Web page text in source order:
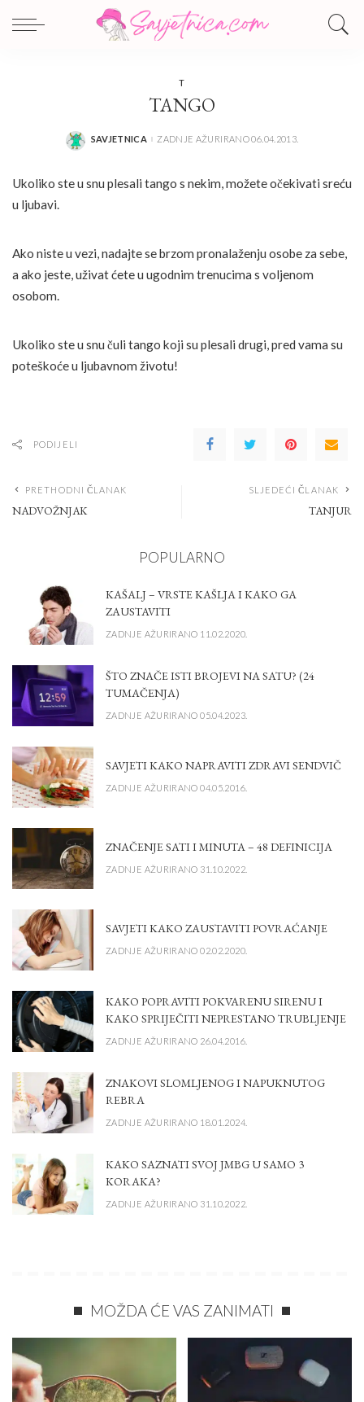
T
TANGO
POSTED
SAVJETNICA ZADNJE AŽURIRANO 06.04.2013.
Ukoliko ste u snu plesali tango s nekim, možete očekivati sreću
u ljubavi.
Ako niste u vezi, nadajte se brzom pronalaženju osobe za sebe,
a ako jeste, uživat ćete u ugodnim trenucima s voljenom
osobom.
Ukoliko ste u snu čuli tango koji su plesali drugi, pred vama su
poteškoće u ljubavnom životu!
PODIJELI
PRETHODNI ČLANAK
NADVOŽNJAK
SLJEDEĆI ČLANAK
TANJUR
POPULARNO
KAŠALJ – VRSTE KAŠLJA I KAKO GA
ZAUSTAVITI
ZADNJE AŽURIRANO 11.02.2020.
ŠTO ZNAČE ISTI BROJEVI NA SATU? (24
TUMAČENJA)
ZADNJE AŽURIRANO 05.04.2023.
SAVJETI KAKO NAPRAVITI ZDRAVI SENDVIČ
ZADNJE AŽURIRANO 04.05.2016.
ZNAČENJE SATI I MINUTA – 48 DEFINICIJA
ZADNJE AŽURIRANO 31.10.2022.
SAVJETI KAKO ZAUSTAVITI POVRAĆANJE
ZADNJE AŽURIRANO 02.02.2020.
KAKO POPRAVITI POKVARENU SIRENU I
KAKO SPRIJEČITI NEPRESTANO TRUBLJENJE
ZADNJE AŽURIRANO 26.04.2016.
ZNAKOVI SLOMLJENOG I NAPUKNUTOG
REBRA
ZADNJE AŽURIRANO 18.01.2024.
KAKO SAZNATI SVOJ JMBG U SAMO 3
KORAKA?
ZADNJE AŽURIRANO 31.10.2022.
MOŽDA ĆE VAS ZANIMATI